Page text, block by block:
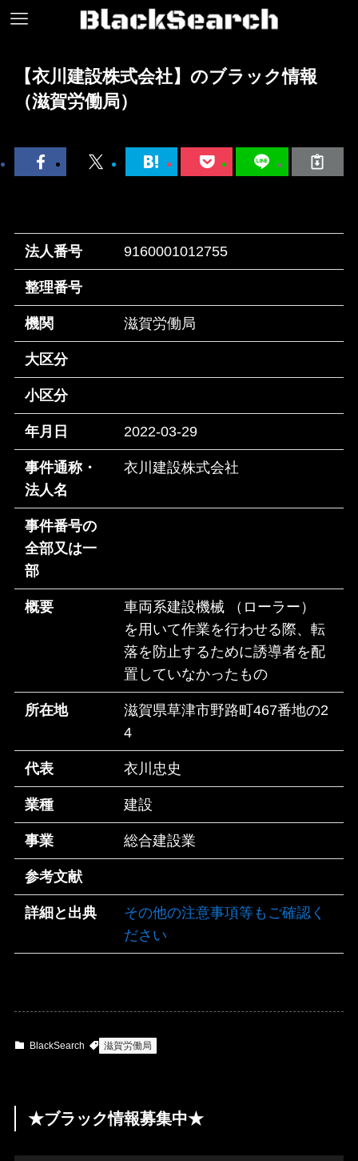
【衣川建設株式会社】のブラック情報
（滋賀労働局）
法人番号 9160001012755
整理番号
機関 滋賀労働局
大区分
小区分
年月日 2022-03-29
事件通称・
法人名
衣川建設株式会社
事件番号の
全部又は一
部
概要
車両系建設機械 （ローラー）
を用いて作業を行わせる際、転
落を防止するために誘導者を配
置していなかったもの
所在地
滋賀県草津市野路町467番地の2
4
代表 衣川忠史
業種 建設
事業 総合建設業
参考文献
詳細と出典
その他の注意事項等もご確認く
ださい
BlackSearch 滋賀労働局
★ブラック情報募集中★